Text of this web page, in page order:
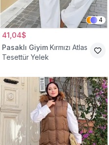
4
41,04$
Pasaklı Giyim Kırmızı Atlas
Tesettür Yelek